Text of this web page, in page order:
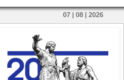
07 | 08 | 2026